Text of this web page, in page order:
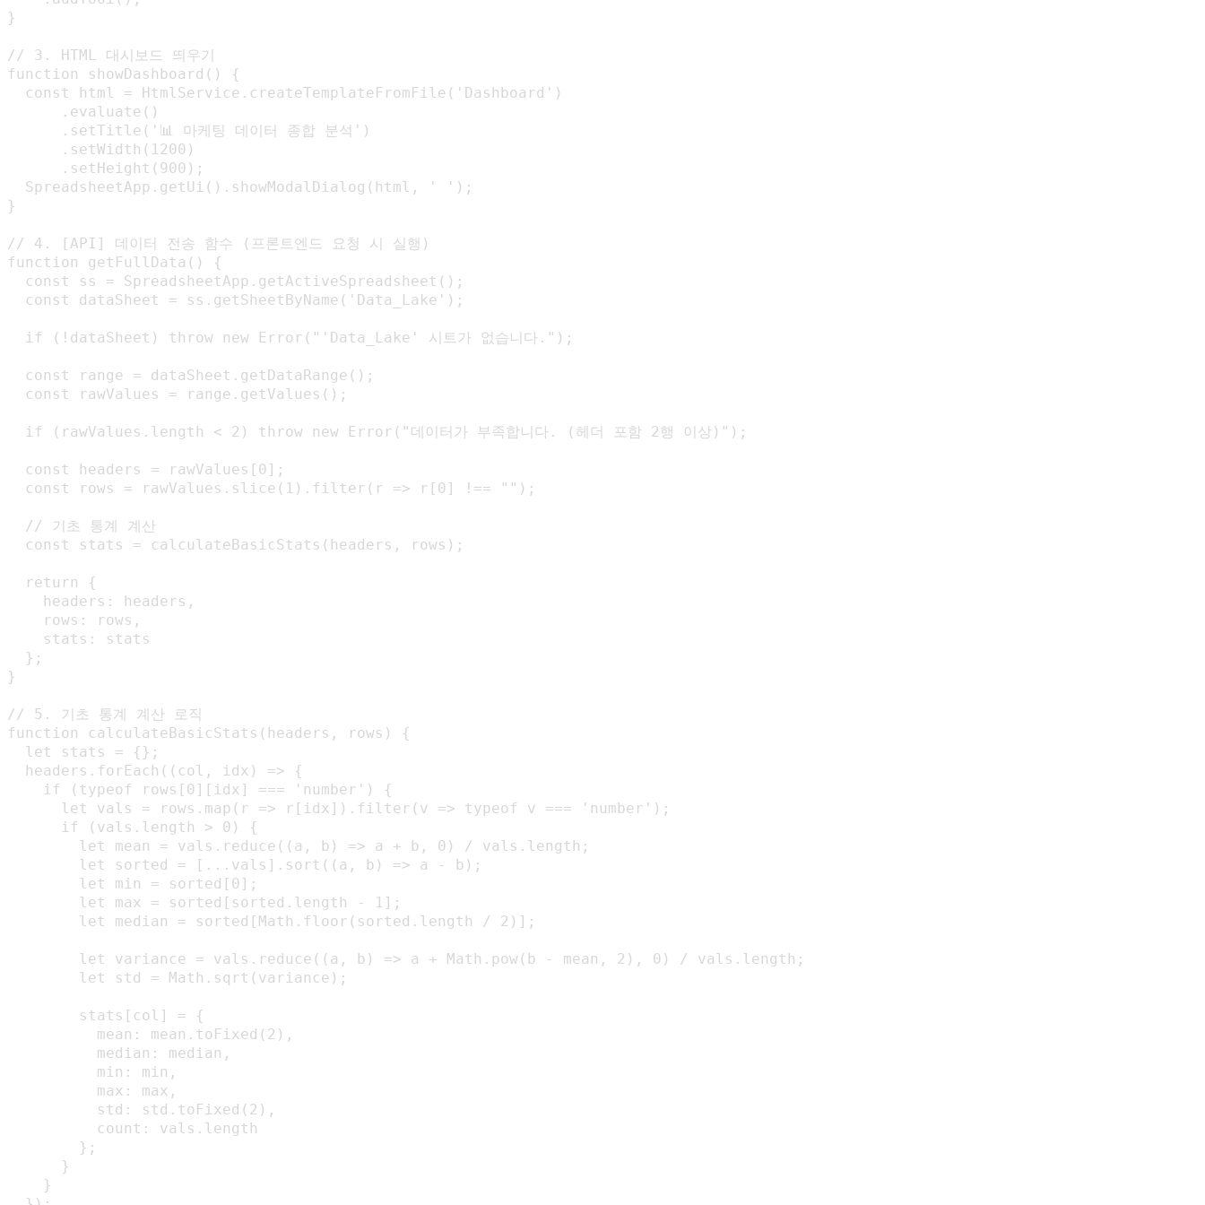
}
// 3. HTML 대시보드 띄우기
function showDashboard() {
  const html = HtmlService.createTemplateFromFile('Dashboard')
      .evaluate()
      .setTitle('📊 마케팅 데이터 종합 분석')
      .setWidth(1200)
      .setHeight(900);
  SpreadsheetApp.getUi().showModalDialog(html, ' ');
}
// 4. [API] 데이터 전송 함수 (프론트엔드 요청 시 실행)
function getFullData() {
  const ss = SpreadsheetApp.getActiveSpreadsheet();
  const dataSheet = ss.getSheetByName('Data_Lake');
  if (!dataSheet) throw new Error("'Data_Lake' 시트가 없습니다.");
  const range = dataSheet.getDataRange();
  const rawValues = range.getValues();
  if (rawValues.length < 2) throw new Error("데이터가 부족합니다. (헤더 포함 2행 이상)");
  const headers = rawValues[0];
  const rows = rawValues.slice(1).filter(r => r[0] !== "");
  // 기초 통계 계산
  const stats = calculateBasicStats(headers, rows);
  return {
    headers: headers,
    rows: rows,
    stats: stats
  };
}
// 5. 기초 통계 계산 로직
function calculateBasicStats(headers, rows) {
  let stats = {};
  headers.forEach((col, idx) => {
    if (typeof rows[0][idx] === 'number') {
      let vals = rows.map(r => r[idx]).filter(v => typeof v === 'number');
      if (vals.length > 0) {
        let mean = vals.reduce((a, b) => a + b, 0) / vals.length;
        let sorted = [...vals].sort((a, b) => a - b);
        let min = sorted[0];
        let max = sorted[sorted.length - 1];
        let median = sorted[Math.floor(sorted.length / 2)];
        let variance = vals.reduce((a, b) => a + Math.pow(b - mean, 2), 0) / vals.length;
        let std = Math.sqrt(variance);
        stats[col] = {
          mean: mean.toFixed(2),
          median: median,
          min: min,
          max: max,
          std: std.toFixed(2),
          count: vals.length
        };
      }
    }